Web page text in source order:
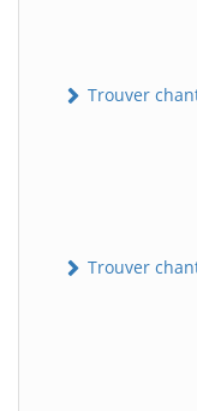
Trouver
Trouver